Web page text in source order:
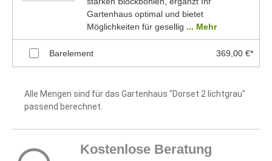
Gartenhaus optimal und bietet
Möglichkeiten für gesellig ... Mehr
Barelement 369,00 €*
Alle Mengen sind für das Gartenhaus "Dorset 2 lichtgrau"
passend berechnet.
Kostenlose Beratung